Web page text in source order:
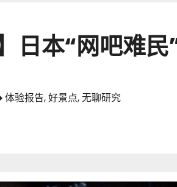
日本“网吧难
体验报告,好景点,无聊研究